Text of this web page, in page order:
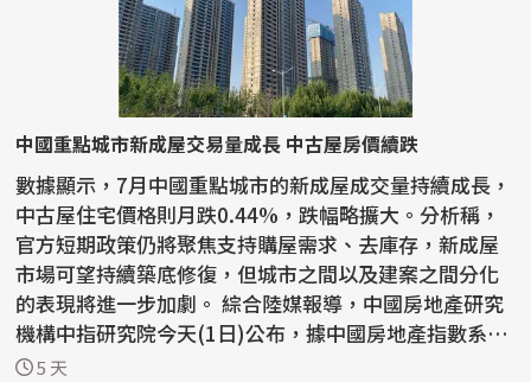
中國重點城市新成屋交易量成長 中古屋房價續跌
數據顯示，7月中國重點城市的新成屋成交量持續成長，
中古屋住宅價格則月跌0.44%，跌幅略擴大。分析稱，
官方短期政策仍將聚焦支持購屋需求、去庫存，新成屋
市場可望持續築底修復，但城市之間以及建案之間分化
的表現將進一步加劇。 綜合陸媒報導，中國房地產研究
機構中指研究院今天(1日)公布，據中國房地產指數系統
百城...
5 天